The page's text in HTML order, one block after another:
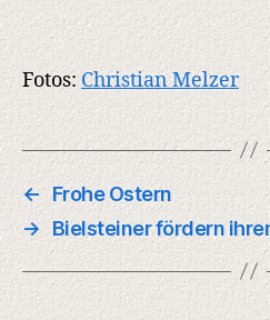
Fotos: Christian Melzer
← Frohe Ostern
→
Bielsteiner fördern